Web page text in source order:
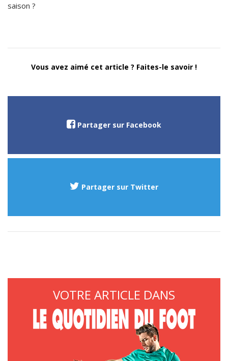
saison ?
Vous avez aimé cet article ? Faites-le savoir !
Partager sur Facebook
Partager sur Twitter
VOTRE ARTICLE DANS